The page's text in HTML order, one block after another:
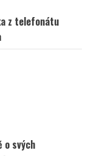
z telefonátu
o svých